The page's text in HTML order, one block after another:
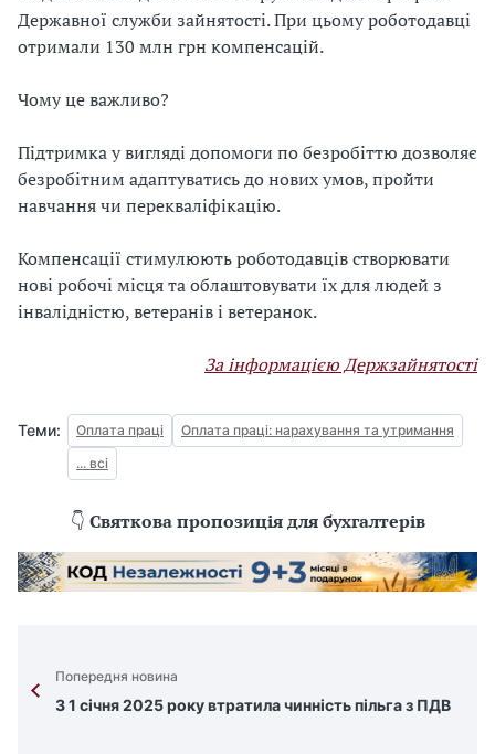
Державної служби зайнятості. При цьому роботодавці
отримали 130 млн грн компенсацій.
Чому це важливо?
Підтримка у вигляді допомоги по безробіттю дозволяє
безробітним адаптуватись до нових умов, пройти
навчання чи перекваліфікацію.
Компенсації стимулюють роботодавців створювати
нові робочі місця та облаштовувати їх для людей з
інвалідністю, ветеранів і ветеранок.
За інформацією Держзайнятості
Теми: Оплата праці
Оплата праці: нарахування та утримання
... всі
👇 Святкова пропозиція для бухгалтерів
Попередня новина
З 1 січня 2025 року втратила чинність пільга з ПДВ